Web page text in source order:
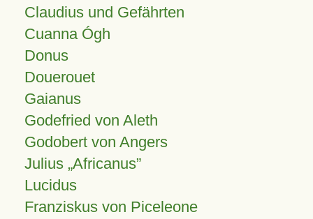
Claudius und Gefährten
Cuanna Ógh
Donus
Douerouet
Gaianus
Godefried von Aleth
Godobert von Angers
Julius Africanus
Lucidus
Franziskus von Piceleone